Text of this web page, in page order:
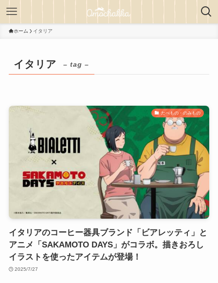
ホーム イタリア
イタリア – tag –
たべもの・のみもの
イタリアのコーヒー器具ブランド「ビアレッティ」と
アニメ「SAKAMOTO DAYS」がコラボ。描きおろし
イラストを使ったアイテムが登場！
2025/7/27